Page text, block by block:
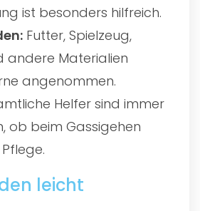
ist besonders hilfreich.
Futter, Spielzeug,
andere Materialien
angenommen.
Helfer sind immer
ob beim Gassigehen
leicht